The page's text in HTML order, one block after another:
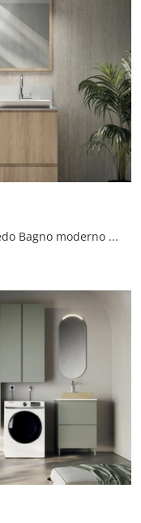
Compab propone soluzioni per l’Arredo Bagno moderno con mobili bagno per lavanderia che mixano design unico e tanta praticità, come questo interno ...